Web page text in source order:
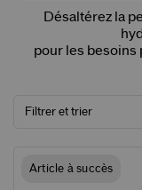
Désaltérez la
pour les besoins
Filtrer et trier
Article à succès